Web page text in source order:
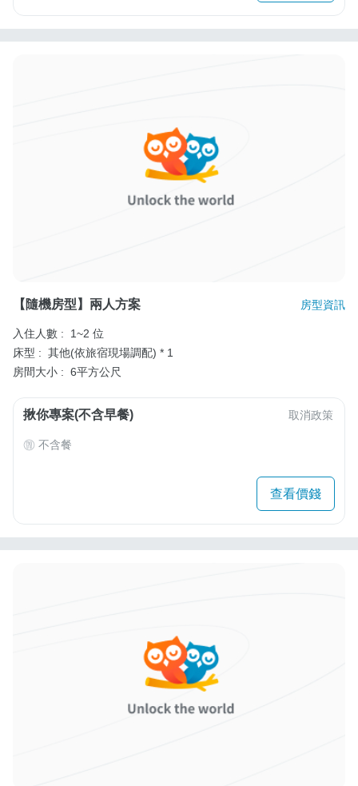
【隨機房型】兩人方案 房型資訊
入住人數 :
1~2 位
床型 : 其他(依旅宿現場調配) * 1
房間大小 : 6平方公尺
揪你專案(不含早餐) 取消政策
不含餐
查看價錢